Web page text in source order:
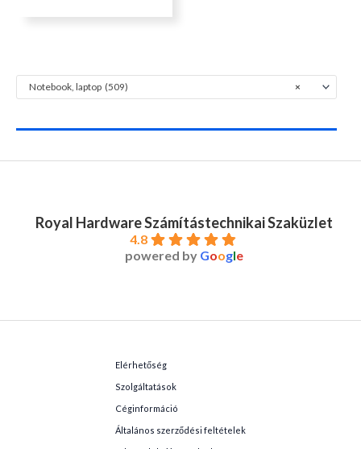
×
Notebook, laptop (509)
Royal Hardware Számítástechnikai Szaküzlet
4.8
powered by Google
Elérhetőség
Szolgáltatások
Céginformáció
Általános szerződési feltételek